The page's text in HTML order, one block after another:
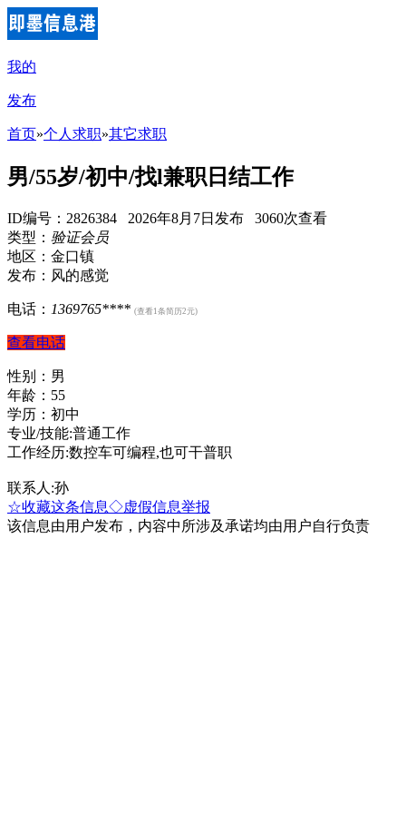
我的
发布
首页»个人求职»其它求职
男/55岁/初中/找l兼职日结工作
ID编号：2826384 2026年8月7日发布 3060次查看
类型： 验证会员
地区：金口镇
发布：风的感觉
电话： 1369765**** (查看1条简历2元)
查看电话
性别：男
年龄：55
学历：初中
专业/技能:普通工作
工作经历:数控车可编程,也可干普职
联系人:孙
☆收藏这条信息◇虚假信息举报
该信息由用户发布，内容中所涉及承诺均由用户自行负责